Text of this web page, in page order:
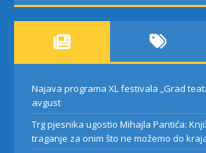
Najava programa XL festivala „Grad
avgust
Trg pjesnika ugostio Mihajla Pantića:
traganje za onim što ne možemo do